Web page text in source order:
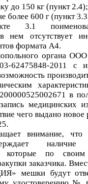
до 150 кг (пункт 2.4);
более 600 г (пункт
3.1
нем отсутствует
формата А4.
органа
62475848-2011 с
производ
в
медицинских
чего выдано
внимание,
которые по своим
заказчика.
мешкибудут